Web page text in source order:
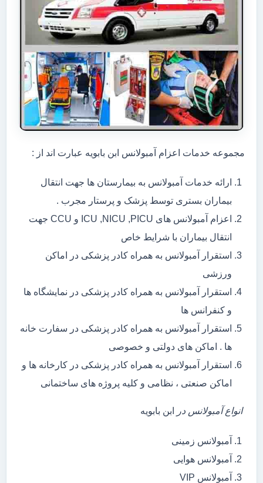
مجموعه خدمات اعزام آمبولانس ابن بابویه عبارت اند از :
ارائه خدمات آمبولانس به بیمارستان ها جهت انتقال
بیماران بستری توسط پزشک و پرستار مجرب .
اعزام آمبولانس های ICU ,NICU ,PICU و CCU جهت
انتقال بیماران با شرایط خاص
استقرار آمبولانس به همراه کادر پزشکی در اماکن
ورزشی
استقرار آمبولانس به همراه کادر پزشکی در نمایشگاه ها
و کنفرانس ها
استقرار آمبولانس به همراه کادر پزشکی در سفارت خانه
ها . اماکن های دولتی و خصوصی
استقرار آمبولانس به همراه کادر پزشکی در کارخانه ها و
اماکن صنعتی ، نظامی و کلیه پروژه های ساختمانی
انواع آمبولانس در ابن بابویه
آمبولانس زمینی
آمبولانس هوایی
آمبولانس VIP